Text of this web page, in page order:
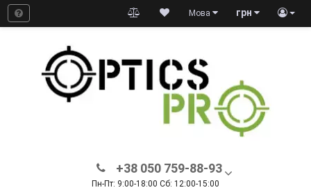
грн
Мова
+38 050 759-88-93
Пн-Пт: 9:00-18:00 Сб: 12:00-15:00